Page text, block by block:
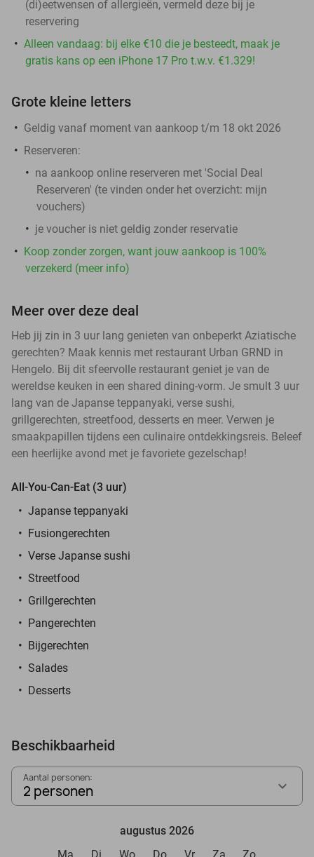
(di)eetwensen of allergieën, vermeld deze bij je
reservering
Alleen vandaag: bij elke €10 die je besteedt, maak je
gratis kans op een iPhone 17 Pro t.w.v. €1.329!
Grote kleine letters
Geldig vanaf moment van aankoop t/m 18 okt 2026
Reserveren:
na aankoop online reserveren met 'Social Deal
Reserveren' (te vinden onder het overzicht: mijn
vouchers)
je voucher is niet geldig zonder reservatie
Koop zonder zorgen, want jouw aankoop is 100%
verzekerd (meer info)
Meer over deze deal
Heb jij zin in 3 uur lang genieten van onbeperkt Aziatische
gerechten? Maak kennis met restaurant Urban GRND in
Hengelo. Bij dit sfeervolle restaurant geniet je van de
wereldse keuken in een shared dining-vorm. Je smult 3 uur
lang van de Japanse teppanyaki, verse sushi,
grillgerechten, streetfood, desserts en meer. Verwen je
smaakpapillen tijdens een culinaire ontdekkingsreis. Beleef
een heerlijke avond met je favoriete gezelschap!
All-You-Can-Eat (3 uur)
Japanse teppanyaki
Fusiongerechten
Verse Japanse sushi
Streetfood
Grillgerechten
Pangerechten
Bijgerechten
Salades
Desserts
Beschikbaarheid
Aantal personen:
2 personen
augustus 2026